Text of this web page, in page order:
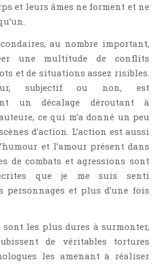
et leurs âmes ne forment et ne
au nombre important,
une multitude de conflits
et de situations assez risibles.
subjectif ou non, est
un décalage déroutant à
ce qui m’a donné un peu
d’action. L’action est aussi
et l’amour présent dans
de combats et agressions sont
que je me suis senti
personnages et plus d’une fois
sont les plus dures à surmonter,
de véritables tortures
les amenant à réaliser